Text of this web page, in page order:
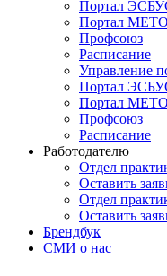
Портал
Портал
Профсоюз
Расписание
Управление
Портал
Портал
Профсоюз
Расписание
Работодателю
Отдел
Оставить
Отдел
Оставить
Брендбук
СМИ о нас